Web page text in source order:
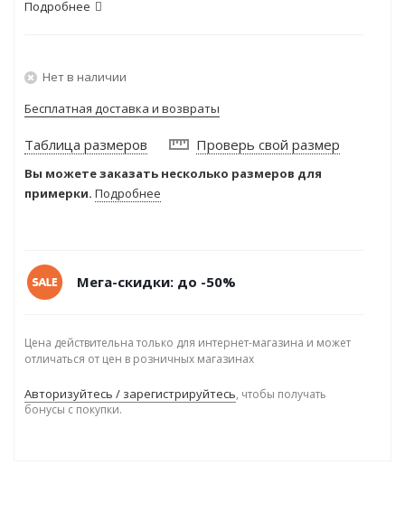
Подробнее
Нет в наличии
Бесплатная доставка и возвраты
Таблица размеров Проверь свой размер
Вы можете заказать несколько размеров для
примерки. Подробнее
Мега-скидки: до -50%
Цена действительна только для интернет-магазина и может
отличаться от цен в розничных магазинах
Авторизуйтесь / зарегистрируйтесь, чтобы получать
бонусы с покупки.